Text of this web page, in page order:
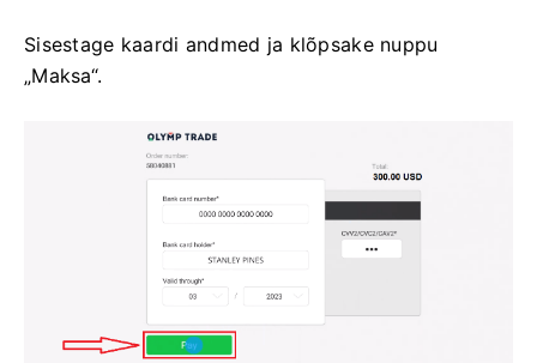
Sisestage kaardi andmed ja klõpsake nuppu
„Maksa“.